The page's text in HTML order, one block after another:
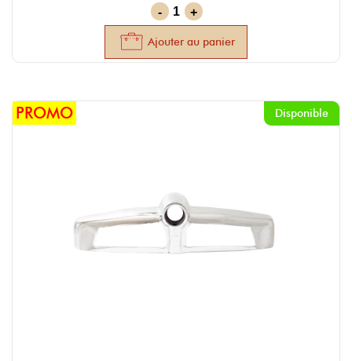
-
+
Ajouter au panier
PROMO Disponible